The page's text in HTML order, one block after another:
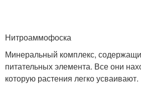
Нитроаммофоска
Минеральный комплекс,
питательных элемента. Все они
которую растения легко усваивают.